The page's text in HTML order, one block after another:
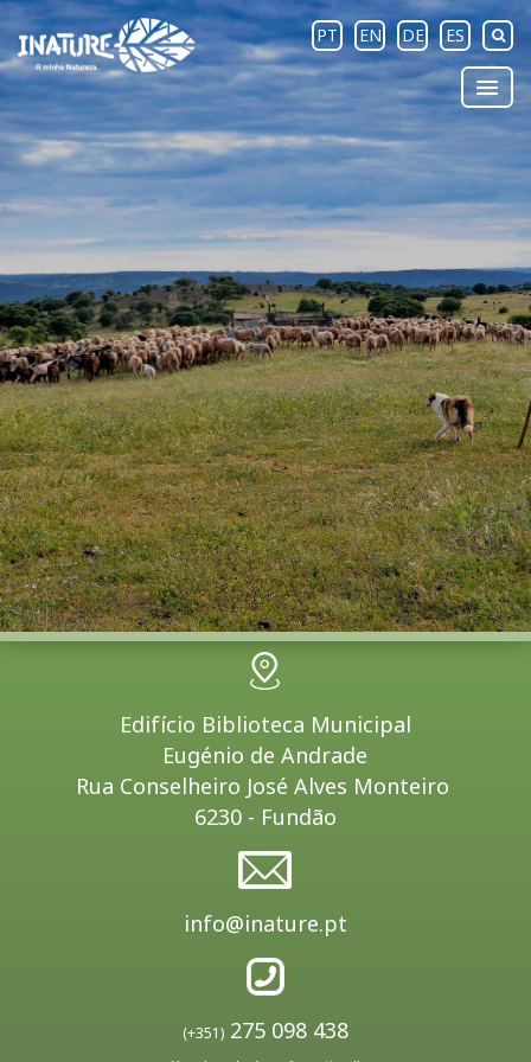
PT EN DE ES
Edifício Biblioteca Municipal
Eugénio de Andrade
Rua Conselheiro José Alves Monteiro
6230 - Fundão
info@inature.pt
(+351) 275 098 438